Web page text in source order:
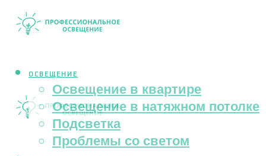
ОСВЕЩЕНИЕ
Освещение в квартире
Освещение в натяжном потолке
Подсветка
Проблемы со светом